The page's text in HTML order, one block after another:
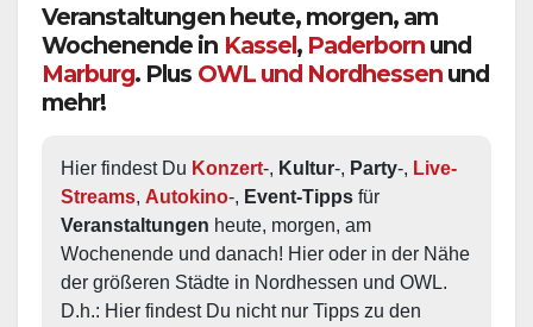
Veranstaltungen heute, morgen, am
Wochenende in Kassel, Paderborn und
Marburg. Plus OWL und Nordhessen und
mehr!
Hier findest Du Konzert-, Kultur-, Party-, Live-
Streams, Autokino-, Event-Tipps
Veranstaltungen heute, morgen, am
Wochenende und danach! Hier oder in der Nähe
der größeren Städte in Nordhessen und OWL.
D.h.: Hier findest Du nicht nur Tipps zu den